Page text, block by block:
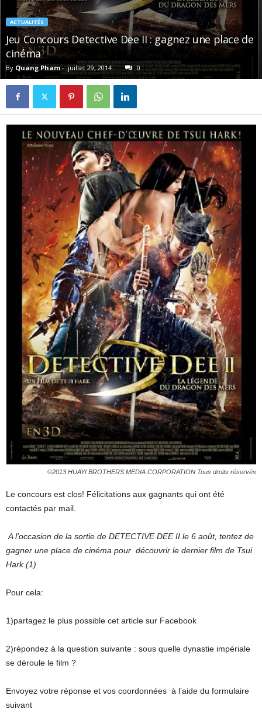
ACTUALITÉS
Jeu Concours Detective Dee II : gagnez une place de
cinéma
By Quang Pham- juillet 29, 2014 0
©2013 HUAYI BROTHERS MEDIA CORPORATION Tous droits réservés
Le concours est clos! Félicitations aux gagnants qui ont été
contactés par mail.
A l’occasion de la sortie de DETECTIVE DEE II le 6 août, tentez de
gagner une place de cinéma pour découvrir le dernier film de Tsui
Hark.(1)
Pour cela:
1)partagez le plus possible cet article sur Facebook
2)répondez à la question suivante : sous quelle dynastie impériale
se déroule le film ?
Envoyez votre réponse et vos coordonnées à l’aide du formulaire
suivant